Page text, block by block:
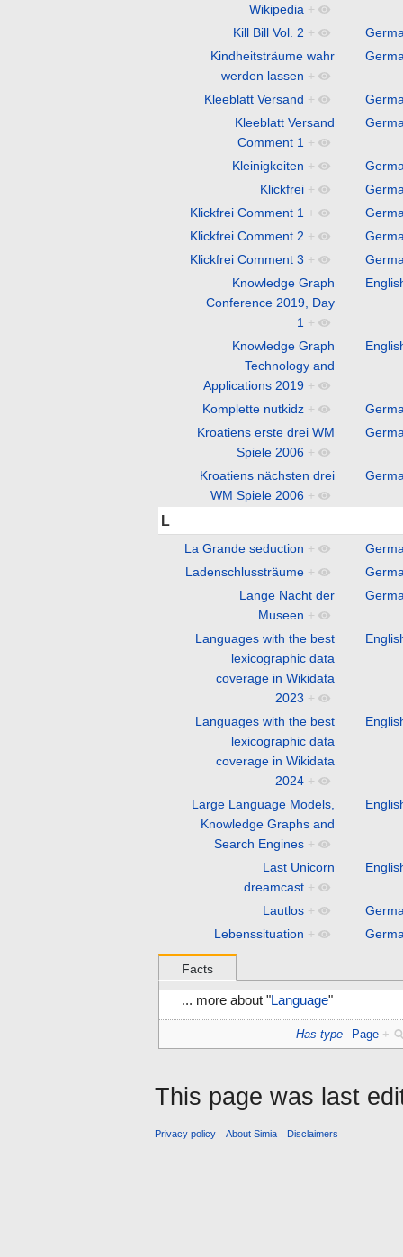
Wikipedia +
Kill Bill Vol. 2 +
Kindheitsträume wahr
werden lassen +
Kleeblatt Versand +
Kleeblatt Versand
Comment 1 +
Kleinigkeiten +
Klickfrei +
Klickfrei Comment 1 +
Klickfrei Comment 2 +
Klickfrei Comment 3 +
Knowledge Graph
Conference 2019, Day
1 +
Knowledge Graph
Technology and
Applications 2019 +
Komplette nutkidz +
Kroatiens erste drei WM
Spiele 2006 +
Kroatiens nächsten drei
WM Spiele 2006 +
L
La Grande seduction +
Ladenschlussträume +
Lange Nacht der
Museen +
Languages with the best
lexicographic data
coverage in Wikidata
2023 +
Languages with the best
lexicographic data
coverage in Wikidata
2024 +
Large Language Models,
Knowledge Graphs and
Search Engines +
Last Unicorn
dreamcast +
Lautlos +
Lebenssituation +
Facts
... more about "Language"
Has type Page +
This page was last
Privacy policy About Simia Disclaimers